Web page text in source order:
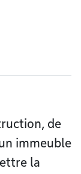
de
immeuble
la